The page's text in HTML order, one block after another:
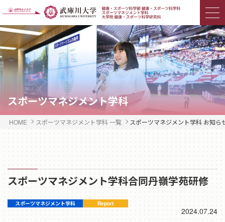
スポーツマネジメント学科
HOME スポーツマネジメント学科 一覧 スポーツマネジメント学科 お知ら
スポーツマネジメント学科合同丹嶺学苑研修
2024.07.24